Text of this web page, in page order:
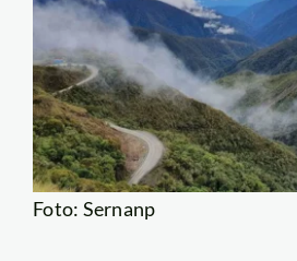
Foto: Sernanp